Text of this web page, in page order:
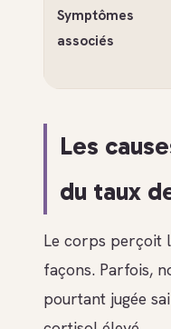
Symptômes
associés
Les
du taux
Le corps perçoit
façons. Parfois,
pourtant jugée